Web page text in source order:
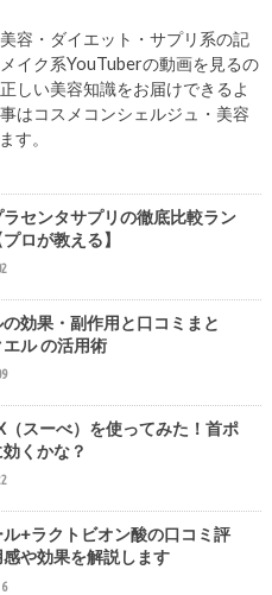
容・ダイエット・サプリ系の記
イク系YouTuberの動画を見るの
しい美容知識をお届けできるよ
はコスメコンシェルジュ・美容
す。
ラセンタサプリの徹底比較ラン
ロが教える】
効果・副作用と口コミまと
ル の活用術
（スーべ）を使ってみた！首ポ
くかな？
ル+ラクトビオン酸の口コミ評
や効果を解説します